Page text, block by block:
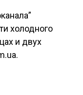
холодного
и двух